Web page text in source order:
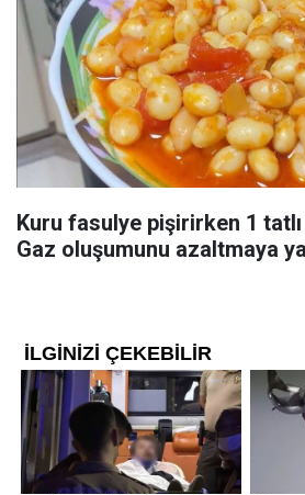
Kuru fasulye pişirirken 1 tatlı
Gaz oluşumunu azaltmaya